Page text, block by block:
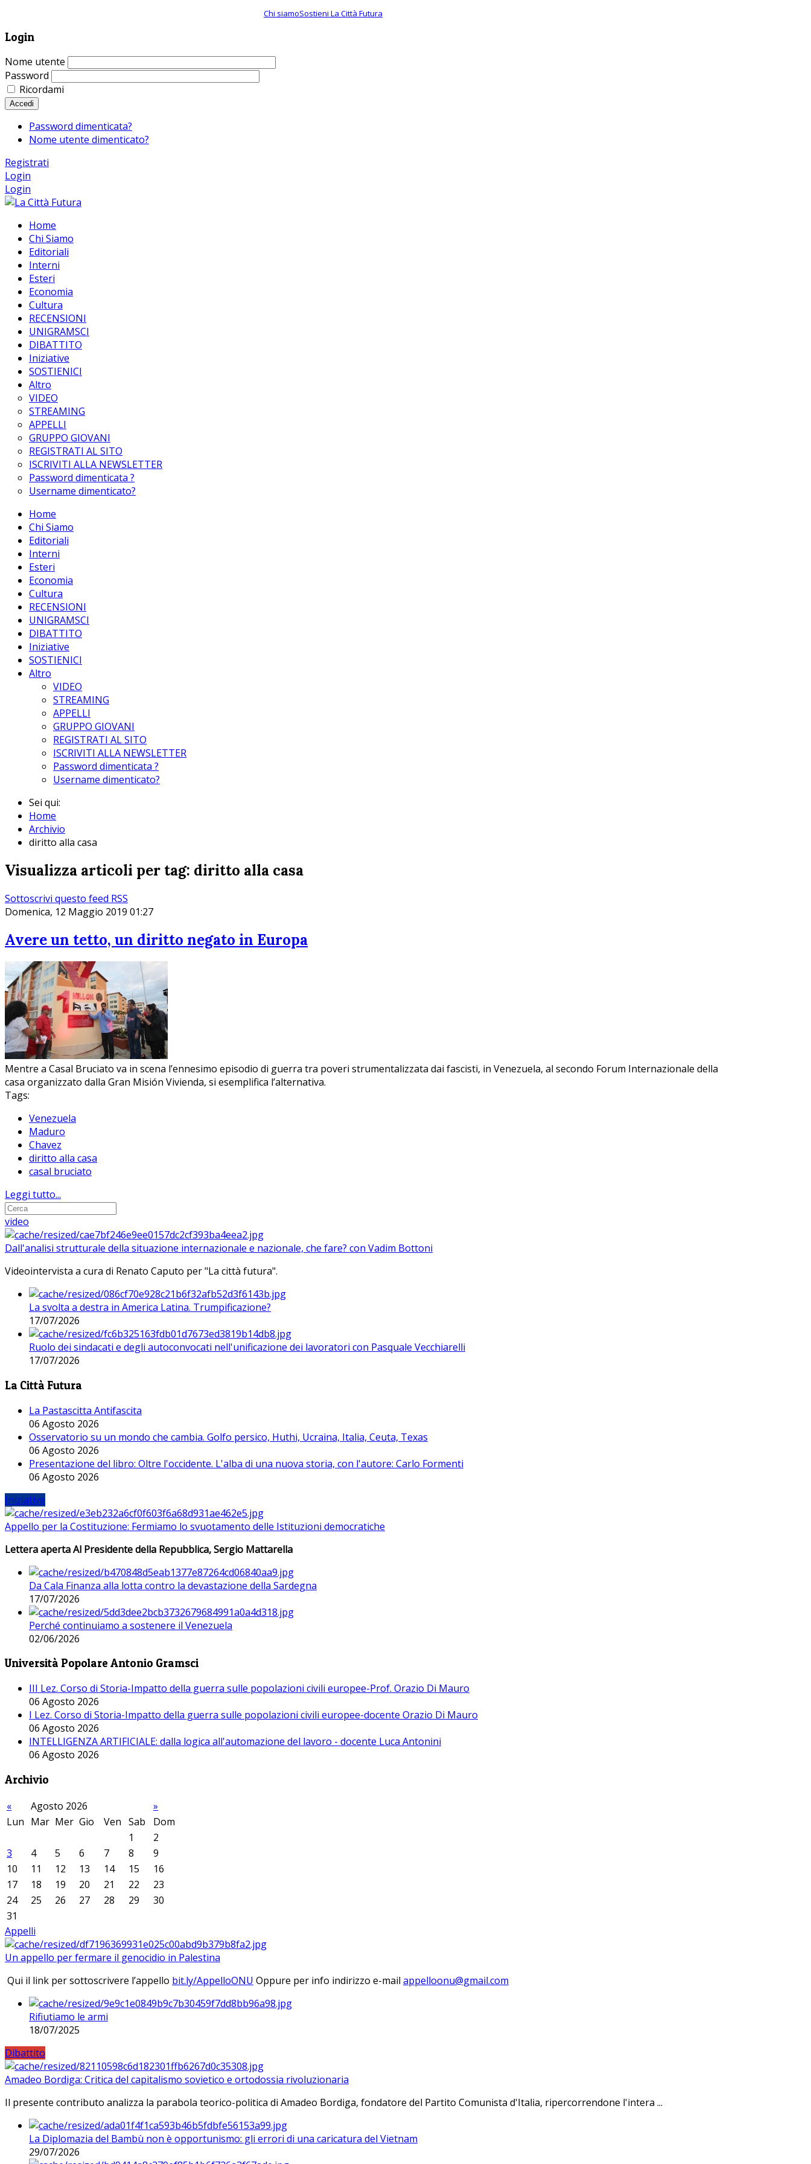
Chi siamoSostieni La Città Futura
Login
Nome utente
Password
Ricordami
Accedi
Password dimenticata?
Nome utente dimenticato?
Registrati
Login
Login
Home
Chi Siamo
Editoriali
Interni
Esteri
Economia
Cultura
RECENSIONI
UNIGRAMSCI
DIBATTITO
Iniziative
SOSTIENICI
Altro
VIDEO
STREAMING
APPELLI
GRUPPO GIOVANI
REGISTRATI AL SITO
ISCRIVITI ALLA NEWSLETTER
Password dimenticata ?
Username dimenticato?
Home
Chi Siamo
Editoriali
Interni
Esteri
Economia
Cultura
RECENSIONI
UNIGRAMSCI
DIBATTITO
Iniziative
SOSTIENICI
Altro
VIDEO
STREAMING
APPELLI
GRUPPO GIOVANI
REGISTRATI AL SITO
ISCRIVITI ALLA NEWSLETTER
Password dimenticata ?
Username dimenticato?
Sei qui:
Home
Archivio
diritto alla casa
Visualizza articoli per tag: diritto alla casa
Sottoscrivi questo feed RSS
Domenica, 12 Maggio 2019 01:27
Avere un tetto, un diritto negato in Europa
Mentre a Casal Bruciato va in scena l’ennesimo episodio di guerra tra poveri strumentalizzata dai fascisti, in Venezuela, al secondo Forum Internazionale della
casa organizzato dalla Gran Misión Vivienda, si esemplifica l’alternativa.
Tags:
Venezuela
Maduro
Chavez
diritto alla casa
casal bruciato
Leggi tutto...
video
Dall'analisi strutturale della situazione internazionale e nazionale, che fare? con Vadim Bottoni
Videointervista a cura di Renato Caputo per "La città futura".
La svolta a destra in America Latina. Trumpificazione?
17/07/2026
Ruolo dei sindacati e degli autoconvocati nell'unificazione dei lavoratori con Pasquale Vecchiarelli
17/07/2026
La Città Futura
La Pastascitta Antifascita
06 Agosto 2026
Osservatorio su un mondo che cambia. Golfo persico, Huthi, Ucraina, Italia, Ceuta, Texas
06 Agosto 2026
Presentazione del libro: Oltre l'occidente. L'alba di una nuova storia, con l'autore: Carlo Formenti
06 Agosto 2026
Iniziative
Appello per la Costituzione: Fermiamo lo svuotamento delle Istituzioni democratiche
Lettera aperta Al Presidente della Repubblica, Sergio Mattarella
Da Cala Finanza alla lotta contro la devastazione della Sardegna
17/07/2026
Perché continuiamo a sostenere il Venezuela
02/06/2026
Università Popolare Antonio Gramsci
III Lez. Corso di Storia-Impatto della guerra sulle popolazioni civili europee-Prof. Orazio Di Mauro
06 Agosto 2026
I Lez. Corso di Storia-Impatto della guerra sulle popolazioni civili europee-docente Orazio Di Mauro
06 Agosto 2026
INTELLIGENZA ARTIFICIALE: dalla logica all'automazione del lavoro - docente Luca Antonini
06 Agosto 2026
Archivio
« Agosto 2026
»
Lun Mar Mer Gio Ven Sab
Dom
1
2
3
4 5 6 7 8
9
10
11 12 13 14 15
16
17
18 19 20 21 22
23
24
25 26 27 28 29
30
31
Appelli
Un appello per fermare il genocidio in Palestina
Qui il link per sottoscrivere l’appello bit.ly/AppelloONU Oppure per info indirizzo e-mail
Rifiutiamo le armi
18/07/2025
Dibattito
Amadeo Bordiga: Critica del capitalismo sovietico e ortodossia rivoluzionaria
Il presente contributo analizza la parabola teorico-politica di Amadeo Bordiga, fondatore del Partito Comunista d'Italia, ripercorrendone l'intera ...
La Diplomazia del Bambù non è opportunismo: gli errori di una caricatura del Vietnam
29/07/2026